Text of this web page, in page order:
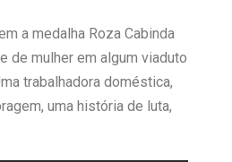
a medalha Roza Cabinda
de mulher em algum viaduto
trabalhadora doméstica,
uma história de luta,